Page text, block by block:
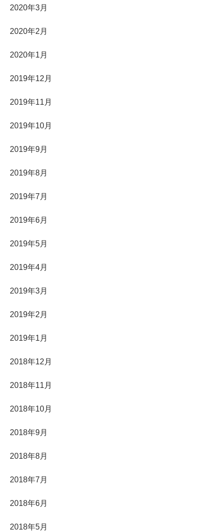
2020年3月
2020年2月
2020年1月
2019年12月
2019年11月
2019年10月
2019年9月
2019年8月
2019年7月
2019年6月
2019年5月
2019年4月
2019年3月
2019年2月
2019年1月
2018年12月
2018年11月
2018年10月
2018年9月
2018年8月
2018年7月
2018年6月
2018年5月